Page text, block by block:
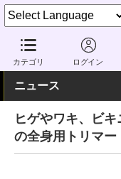
カテゴリ ログイン
家電 Watch ヘルスケア
ニュース
ヒゲやワキ、ビ
の全身用トリマー